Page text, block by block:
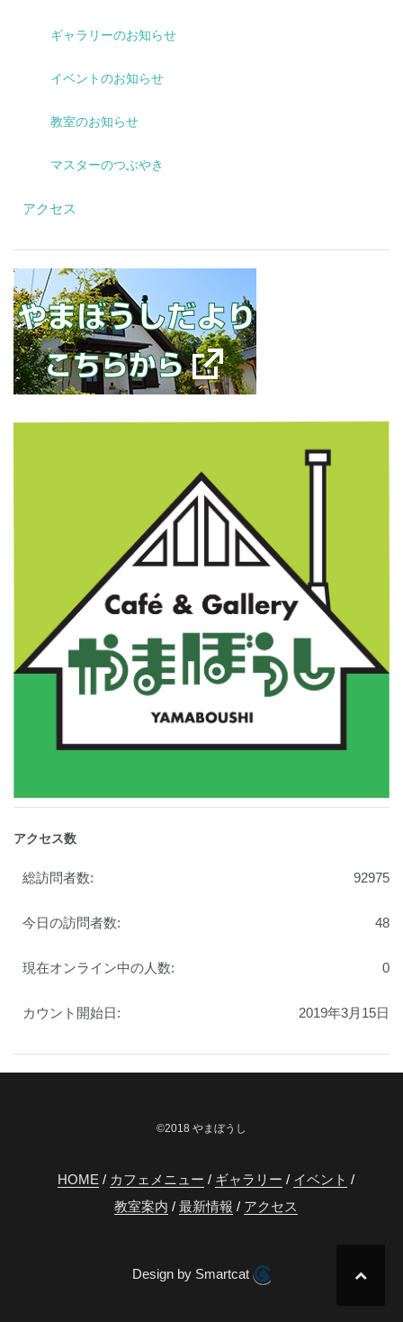
ギャラリーのお知らせ
イベントのお知らせ
教室のお知らせ
マスターのつぶやき
アクセス
アクセス数
92975
総訪問者数:
48
今日の訪問者数:
0
現在オンライン中の人数:
2019年3月15日
カウント開始日:
©2018 やまぼうし
HOME カフェメニュー ギャラリー
イベント
教室案内
最新情報 アクセス
Design by Smartcat